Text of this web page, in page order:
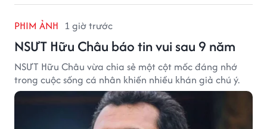
PHIM ẢNH 1 giờ trước
NSƯT Hữu Châu báo tin vui sau 9 năm
NSƯT Hữu Châu vừa chia sẻ một cột mốc đáng nhớ
trong cuộc sống cá nhân khiến nhiều khán giả chú ý.